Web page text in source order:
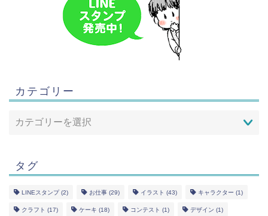
カテゴリー
タグ
LINEスタンプ(2) お仕事 (29) イラスト (43) キャラクター (1)
クラフト (17) ケーキ (18) コンテスト (1) デザイン (1)